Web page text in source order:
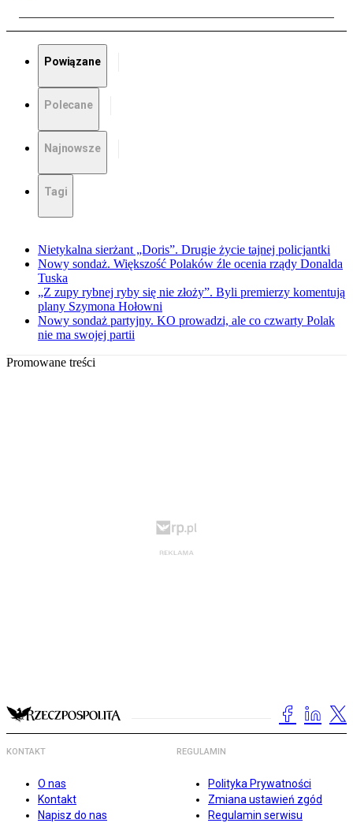
Powiązane
Polecane
Najnowsze
Tagi
Nietykalna sierżant „Doris”. Drugie życie tajnej policjantki
Nowy sondaż. Większość Polaków źle ocenia rządy Donalda
Tuska
„Z zupy rybnej ryby się nie złoży”. Byli premierzy komentują
plany Szymona Hołowni
Nowy sondaż partyjny. KO prowadzi, ale co czwarty Polak
nie ma swojej partii
Promowane treści
KONTAKT
O nas
Kontakt
Napisz do nas
REGULAMIN
Polityka Prywatności
Zmiana ustawień zgód
Regulamin serwisu